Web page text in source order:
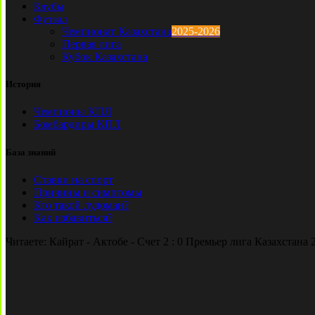
Клубы
Футзал
Чемпионат Казахстана2025-2026
Первая лига
Кубок Казахстана
История
Чемпионы КПЛ
Бомбардиры КПЛ
База знаний
Ставки на спорт
Причины и симптомы
Кто такой лудоман?
Как избавиться?
Читаете: Кайрат - Актобе - Счет 2 : 0 Премьер лига Казахстана